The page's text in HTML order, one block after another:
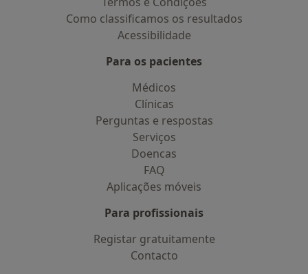
Como classificamos os resultados
Acessibilidade
Para os pacientes
Médicos
Clínicas
Perguntas e respostas
Serviços
Doencas
FAQ
Aplicações móveis
Para profissionais
Registar gratuitamente
Contacto